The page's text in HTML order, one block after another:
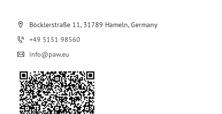
Böcklerstraße 11, 31789 Hameln, Germany
+49 5151 98560
info@paw.eu